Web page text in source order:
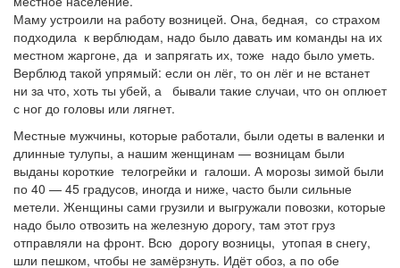
Маму устроили на работу возницей. Она, бедная, со страхом
подходила к верблюдам, надо было давать им команды на их
местном жаргоне, да и запрягать их, тоже надо было уметь.
Верблюд такой упрямый: если он лёг, то он лёг и не встанет
ни за что, хоть ты убей, а бывали такие случаи, что он оплюет
с ног до головы или лягнет.
Местные мужчины, которые работали, были одеты в валенки и
длинные тулупы, а нашим женщинам — возницам были
выданы короткие телогрейки и галоши. А морозы зимой были
по 40 — 45 градусов, иногда и ниже, часто были сильные
метели. Женщины сами грузили и выгружали повозки, которые
надо было отвозить на железную дорогу, там этот груз
отправляли на фронт. Всю дорогу возницы, утопая в снегу,
шли пешком, чтобы не замёрзнуть. Идёт обоз, а по обе